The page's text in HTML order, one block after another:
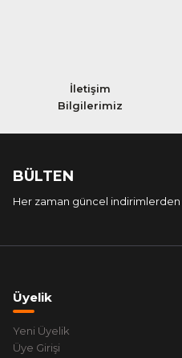
İletişim
Bilgilerimiz
BÜLTEN
Her zaman güncel
Üyelik
Yeni Üyelik
Üye Girişi